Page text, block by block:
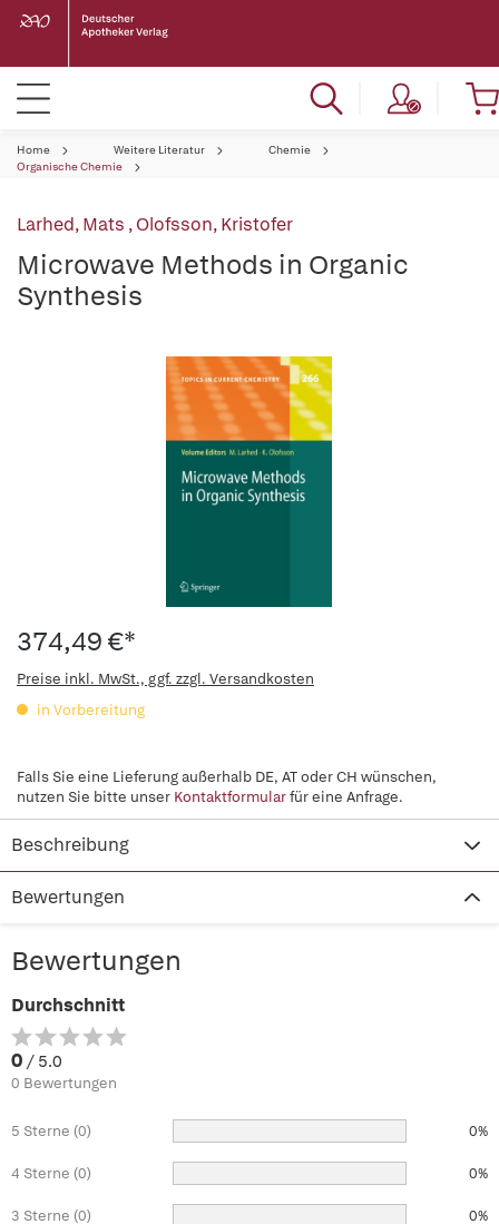
Home Weitere Literatur
Chemie
Organische Chemie
Larhed, Mats ,Olofsson, Kristofer
Microwave Methods in Organic
Synthesis
374,49 €*
Preise inkl. MwSt., ggf. zzgl. Versandkosten
in Vorbereitung
Falls Sie eine Lieferung außerhalb DE, AT oder CH wünschen,
nutzen Sie bitte unser Kontaktformularfür eine Anfrage.
Beschreibung
Bewertungen
Bewertungen
Durchschnitt
0 / 5.0
0 Bewertungen
5 Sterne (0) 0%
4 Sterne (0) 0%
3 Sterne (0) 0%